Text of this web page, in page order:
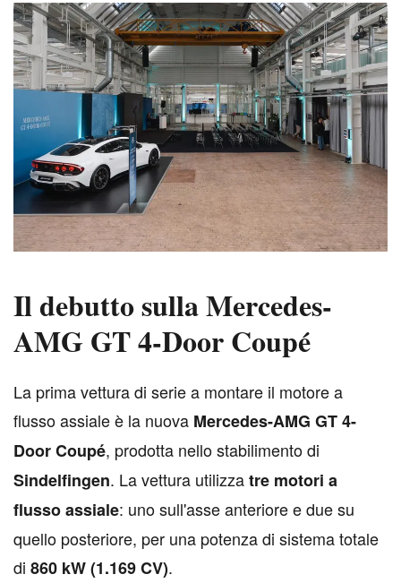
Il debutto sulla Mercedes-
AMG GT 4-Door Coupé
La prima vettura di serie a montare il motore a
flusso assiale è la nuova Mercedes-AMG GT 4-
Door Coupé, prodotta nello stabilimento di
Sindelfingen. La vettura utilizzatre motori a
flusso assiale: uno sull'asse anteriore e due su
quello posteriore, per una potenza di sistema totale
di 860 kW (1.169 CV).